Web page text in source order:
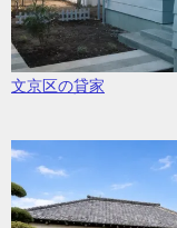
文京区の貸家